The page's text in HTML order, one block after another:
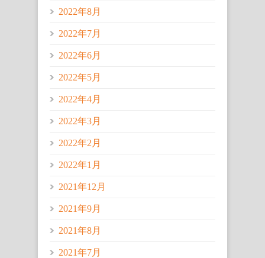
2022年8月
2022年7月
2022年6月
2022年5月
2022年4月
2022年3月
2022年2月
2022年1月
2021年12月
2021年9月
2021年8月
2021年7月